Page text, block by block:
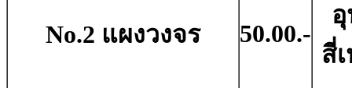
No.2 แผงวงจร 50.00.-
สี่